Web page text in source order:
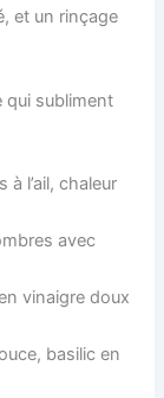
et un rinçage
qui subliment
l’ail, chaleur
avec
vinaigre doux
basilic en